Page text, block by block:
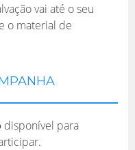
vai até o seu
e o material de
disponível para